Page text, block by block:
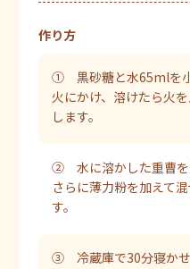
作り方
① 黒砂糖と水65mlを
火にかけ、溶けたら火
します。
② 水に溶かした重曹を
さらに薄力粉を加えて
す。
③ 冷蔵庫で30分寝かせ